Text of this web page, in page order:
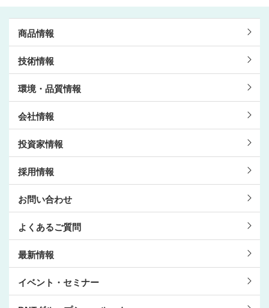
商品情報
技術情報
環境・品質情報
会社情報
投資家情報
採用情報
お問い合わせ
よくあるご質問
最新情報
イベント・セミナー